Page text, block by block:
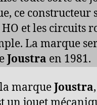
ce constructeur
et les circuits
La marque
Joustra en 1981.
marqueJoustra